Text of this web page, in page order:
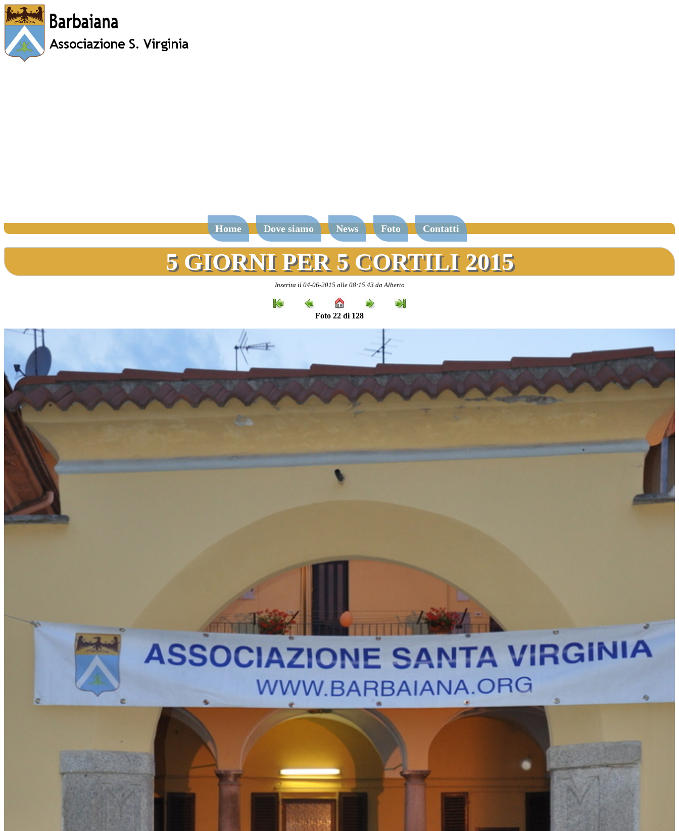
Home Dove siamo News Foto Contatti
5 GIORNI PER 5 CORTILI 2015
Inserita il 04-06-2015 alle 08:15.43 da Alberto
Foto 22 di 128